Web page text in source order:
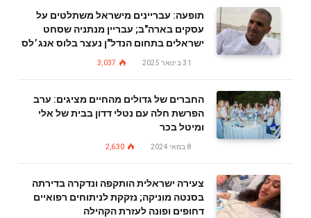
תופעה: עבריינים מישראל משתלטים על
עסקים בארה"ב; עבריין מנתניה שסחט
ישראלים בתחום הנדל"ן נעצר בלוס אנג׳לס
31 בינואר 2025 3,037
החברים של גדולים מהחיים מציגים: ערב
הפרשת חלה עם נטלי דדון בבית של אלי
ומיטל בכר
8 במאי 2024 2,630
צעירה ישראלית הותקפה ונדקרה בדירתה
בסנטה מוניקה; נזקקת לניתוחים רפואיים
דחופים ופונה לעזרת הקהילה